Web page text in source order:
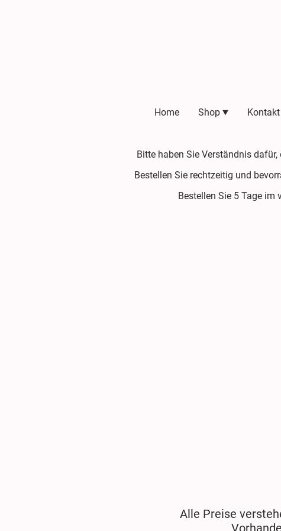
Home Shop Kontakt
Bitte haben Sie Verständnis
Bestellen Sie rechtzeitig und
Bestellen Sie 5 Tage
Alle Preise